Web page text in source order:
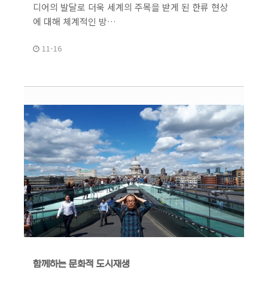
디어의 발달로 더욱 세계의 주목을 받게 된 한류 현상
에 대해 체계적인 방…
11-16
함께하는 문화적 도시재생